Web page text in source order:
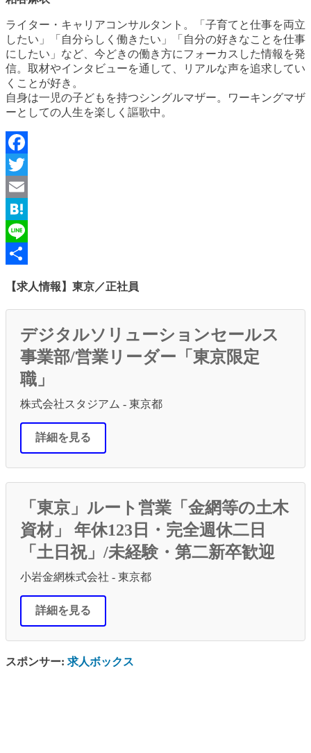
ライター・キャリアコンサルタント。「子育てと仕事を両立
したい」「自分らしく働きたい」「自分の好きなことを仕事
にしたい」など、今どきの働き方にフォーカスした情報を発
信。取材やインタビューを通して、リアルな声を追求してい
くことが好き。
自身は一児の子どもを持つシングルマザー。ワーキングマザ
ーとしての人生を楽しく謳歌中。
Facebook
Twitter
Email
Hatena
Line
【求人情報】東京／正社員
デジタルソリューションセールス
事業部/営業リーダー「東京限定
職」
株式会社スタジアム - 東京都
詳細を見る
「東京」ルート営業「金網等の土木
資材」 年休123日・完全週休二日
「土日祝」/未経験・第二新卒歓迎
小岩金網株式会社 - 東京都
詳細を見る
スポンサー: 求人ボックス